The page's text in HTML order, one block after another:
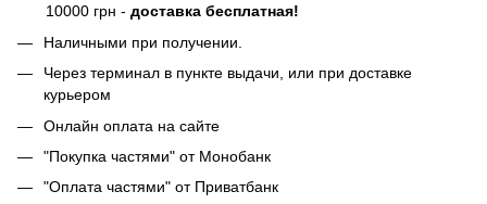
10000 грн - доставка бесплатная!
Наличными при получении.
Через терминал в пункте выдачи, или при доставке
курьером
Онлайн оплата на сайте
"Покупка частями" от Монобанк
"Оплата частями" от Приватбанк